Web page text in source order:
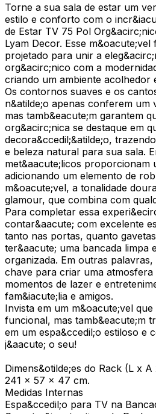
Torne a sua sala de estar um
estilo e conforto com o
de Estar TV 75 Pol
Lyam Decor. Esse m&oacute;vel
projetado para unir a
org&acirc;nico com a
criando um ambiente acolhedor
Os contornos suaves e os
n&atilde;o apenas conferem um
mas tamb&eacute;m garantem
org&acirc;nica se destaque em
decora&ccedil;&atilde;o,
e beleza natural para sua sala.
met&aacute;licos proporcionam
adicionando um elemento de
m&oacute;vel, a tonalidade
glamour, que combina com
Para completar essa
contar&aacute; com excelente
tanto nas portas, quanto
ter&aacute; uma bancada limpa
organizada. Em outras palavras,
chave para criar uma
momentos de lazer e
fam&iacute;lia e amigos.
Invista em um m&oacute;vel
funcional, mas tamb&eacute;m
em um espa&ccedil;o estiloso e
j&aacute; o seu!
Dimens&otilde;es do Rack (L x A
241 x 57 x 47 cm.
Medidas Internas
Espa&ccedil;o para TV na